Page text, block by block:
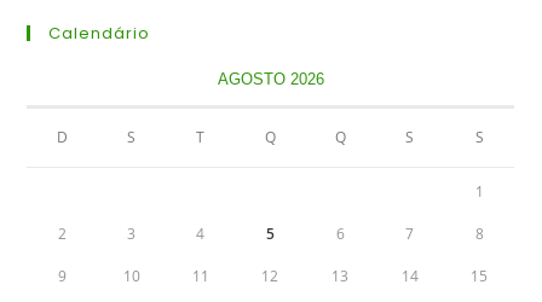
Calendário
AGOSTO 2026
D S T Q Q S S
1
2 3 4 5 6 7 8
9 10 11 12 13 14 15